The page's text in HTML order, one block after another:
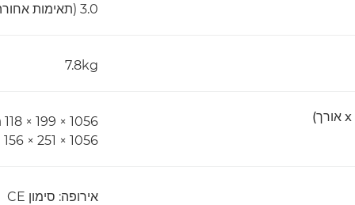
3.0 (תאימות אחורה ל-USB2)
7.8kg
1056 × 199 × 118 מ"מ
1056 × 251 × 156 מ"מ עם מכוון חזרת מסמך
אירופה: סימון CE